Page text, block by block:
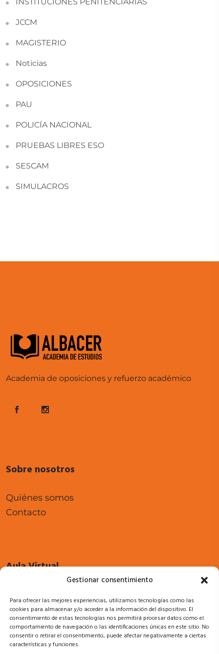
Gestionar consentimiento
Para ofrecer las mejores experiencias, utilizamos tecnologías como las
cookies para almacenar y/o acceder a la información del dispositivo. El
consentimiento de estas tecnologías nos permitirá procesar datos como el
comportamiento de navegación o las identificaciones únicas en este sitio. No
consentir o retirar el consentimiento, puede afectar negativamente a ciertas
características y funciones.
JCCM
MAGISTERIO
Noticias
OPOSICIONES
PAU
POLICÍA NACIONAL
PRUEBAS LIBRES ESO
SESCAM
SIMULACROS
Academia de oposiciones y refuerzo académico
Sobre nosotros
Quiénes somos
Contacto
Aula Virtual
Acceso a campus